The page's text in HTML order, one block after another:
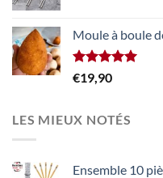
était :
€5,90.
est
Moule à boule
Note5.00
sur 5
€19,90
LES MIEUX NOTÉS
Ensemble 10